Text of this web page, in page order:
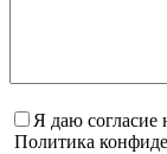
Я даю согласие
Политика